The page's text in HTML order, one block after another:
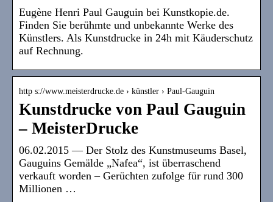
Eugène Henri Paul Gauguin bei Kunstkopie.de.
Finden Sie berühmte und unbekannte Werke des
Künstlers. Als Kunstdrucke in 24h mit Käuderschutz
auf Rechnung.
http s://www.meisterdrucke.de › künstler › Paul-Gauguin
Kunstdrucke von Paul Gauguin
– MeisterDrucke
06.02.2015 — Der Stolz des Kunstmuseums Basel,
Gauguins Gemälde „Nafea“, ist überraschend
verkauft worden – Gerüchten zufolge für rund 300
Millionen …